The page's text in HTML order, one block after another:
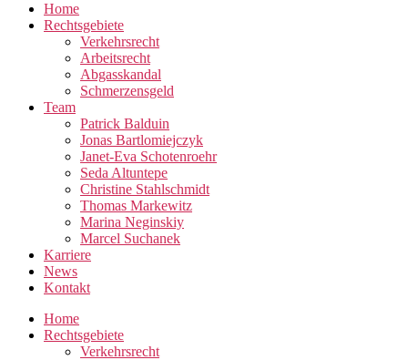
Home
Rechtsgebiete
Verkehrsrecht
Arbeitsrecht
Abgasskandal
Schmerzensgeld
Team
Patrick Balduin
Jonas Bartlomiejczyk
Janet-Eva Schotenroehr
Seda Altuntepe
Christine Stahlschmidt
Thomas Markewitz
Marina Neginskiy
Marcel Suchanek
Karriere
News
Kontakt
Home
Rechtsgebiete
Verkehrsrecht